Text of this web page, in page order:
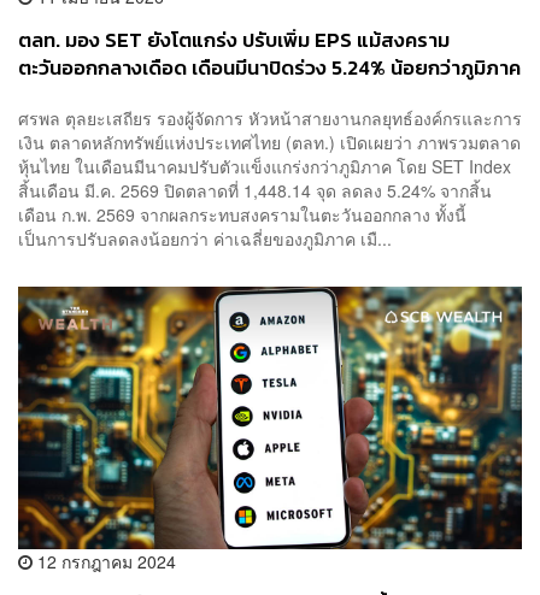
ตลท. มอง SET ยังโตแกร่ง ปรับเพิ่ม EPS แม้สงคราม
ตะวันออกกลางเดือด เดือนมีนาปิดร่วง 5.24% น้อยกว่าภูมิภาค
ศรพล ตุลยะเสถียร รองผู้จัดการ หัวหน้าสายงานกลยุทธ์องค์กรและการ
เงิน ตลาดหลักทรัพย์แห่งประเทศไทย (ตลท.) เปิดเผยว่า ภาพรวมตลาด
หุ้นไทย ในเดือนมีนาคมปรับตัวแข็งแกร่งกว่าภูมิภาค โดย SET Index
สิ้นเดือน มี.ค. 2569 ปิดตลาดที่ 1,448.14 จุด ลดลง 5.24% จากสิ้น
เดือน ก.พ. 2569 จากผลกระทบสงครามในตะวันออกกลาง ทั้งนี้
เป็นการปรับลดลงน้อยกว่า ค่าเฉลี่ยของภูมิภาค เมื...
12 กรกฎาคม 2024